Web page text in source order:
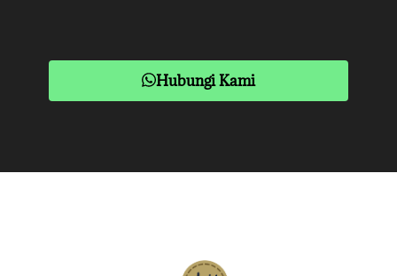
Hubungi Kami